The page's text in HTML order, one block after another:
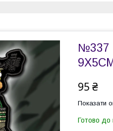
№337
95 ₴
Показати
Готово до